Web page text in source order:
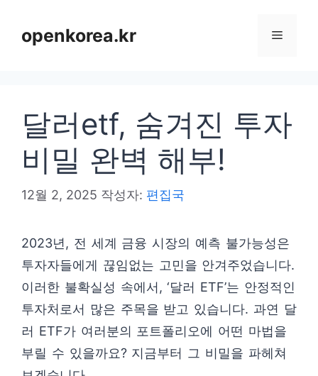
openkorea.kr 메
달러etf, 숨겨진 투자
비밀 완벽 해부!
12월 2, 2025 작성자: 편집국
2023년, 전 세계 금융 시장의 예측 불가능성은
투자자들에게 끊임없는 고민을 안겨주었습니다.
이러한 불확실성 속에서, ‘달러 ETF’는 안정적인
투자처로서 많은 주목을 받고 있습니다. 과연 달
러 ETF가 여러분의 포트폴리오에 어떤 마법을
부릴 수 있을까요? 지금부터 그 비밀을 파헤쳐